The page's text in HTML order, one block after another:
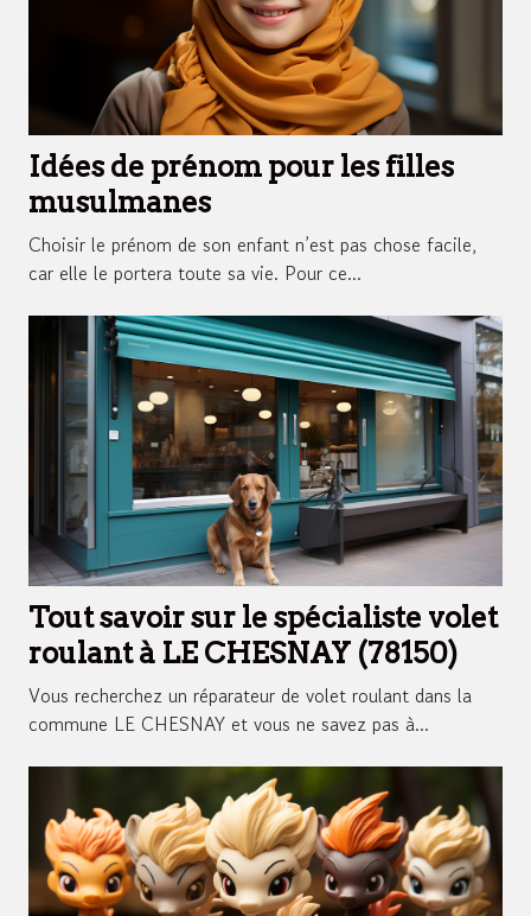
Idées de prénom pour les filles
musulmanes
Choisir le prénom de son enfant n’est pas chose facile,
car elle le portera toute sa vie. Pour ce...
Tout savoir sur le spécialiste volet
roulant à LE CHESNAY (78150)
Vous recherchez un réparateur de volet roulant dans la
commune LE CHESNAY et vous ne savez pas à...